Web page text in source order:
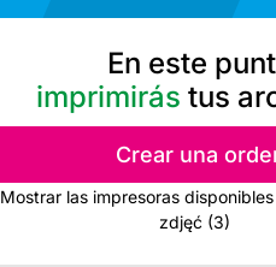
En este
imprimirás tus
Crear una
Mostrar las impresoras
zdjęć (3)